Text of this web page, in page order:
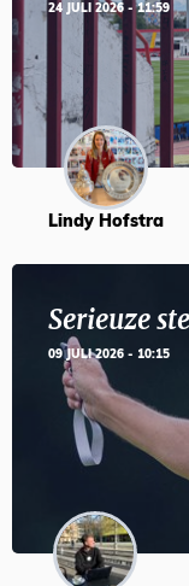
24 JULI 2026 - 11:59
Lindy Hofstra
Serieuze
09 JULI 2026 - 10:15